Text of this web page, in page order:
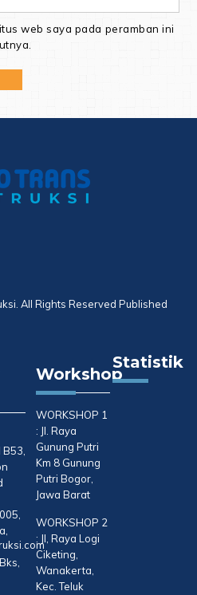
web saya pada peramban ini
All Rights Reserved Published
Workshop
WORKSHOP 1
: Jl. Raya
Gunung Putri
Km 8 Gunung
Putri Bogor,
Jawa Barat
WORKSHOP 2
: Jl, Raya Logi
Ciketing,
Wanakerta,
Kec. Teluk
Statistik